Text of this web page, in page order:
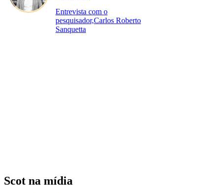
Entrevista com o
pesquisador,Carlos Roberto
Sanquetta
Scot na mídia